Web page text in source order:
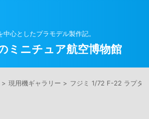
中心としたプラモデル製作記。
ミニチュア航空博物館
> 現用機ギャラリー > フジミ 1/72 F-22 ラプタ